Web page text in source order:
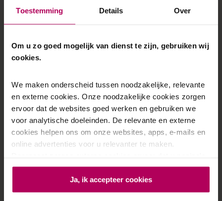
Toestemming Details Over
Om u zo goed mogelijk van dienst te zijn, gebruiken wij
cookies.
We maken onderscheid tussen noodzakelijke, relevante
en externe cookies. Onze noodzakelijke cookies zorgen
ervoor dat de websites goed werken en gebruiken we
voor analytische doeleinden. De relevante en externe
cookies helpen ons om onze websites, apps, e-mails en
online advertenties voor u relevanter te maken.
kunt delen via social media en u relevante advertenties te
zien krijgt op andere websites. Door op 'Ja, ik accepteer
cookies' te drukken, geeft u aan dat u akkoord bent met
Ja, ik accepteer cookies
Waar gaat het materiaal naartoe?
En hoe zorgen we ervoor dat het niet
In de videoserie De Ketel Keten nemen we u mee
hoe we met Van Munster en Inexeon inzetten op
maximale levensduur van ketels en slim hergebruik van
materialen.
Want duurzaamheid? Dat doen we gewoon!